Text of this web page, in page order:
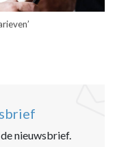
nieuwsbrief.